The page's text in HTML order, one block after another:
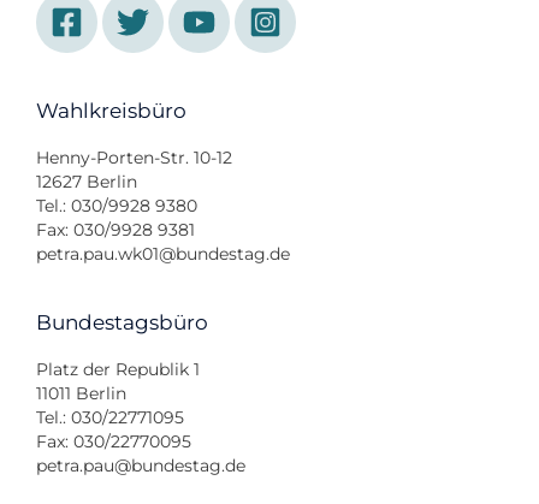
Wahlkreisbüro
Henny-Porten-Str. 10-12
12627 Berlin
Tel.: 030/9928 9380
Fax: 030/9928 9381
petra.pau.wk01@bundestag.de
Bundestagsbüro
Platz der Republik 1
11011 Berlin
Tel.: 030/22771095
Fax: 030/22770095
petra.pau@bundestag.de